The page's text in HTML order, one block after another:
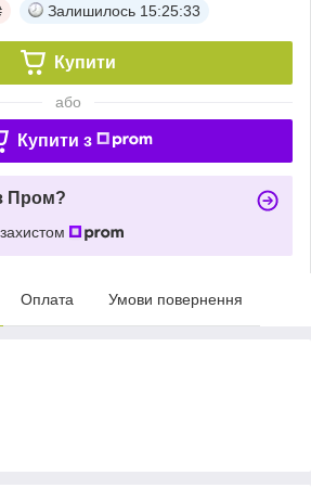
Залишилось 15:25:32
Купити
або
Купити з
Пром?
Оплата Умови повернення